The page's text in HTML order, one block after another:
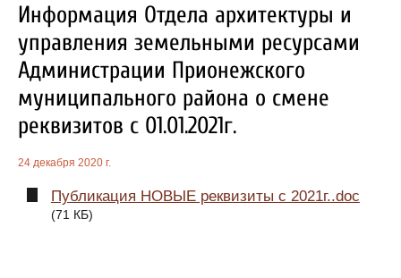
Информация Отдела архитектуры и
управления земельными ресурсами
Администрации Прионежского
муниципального района о смене
реквизитов с 01.01.2021г.
24 декабря 2020 г.
Публикация НОВЫЕ реквизиты с 2021г..doc
(71 КБ)